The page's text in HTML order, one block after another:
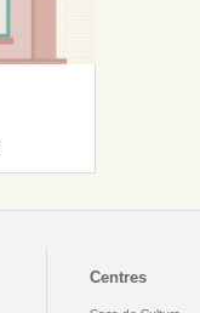
Centres